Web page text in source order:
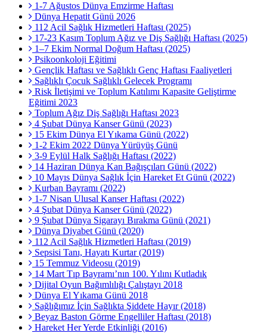
1-7 Ağustos Dünya Emzirme Haftası
Dünya Hepatit Günü 2026
112 Acil Sağlık Hizmetleri Haftası (2025)
17-23 Kasım Toplum Ağız ve Diş Sağlığı Haftası (2025)
1–7 Ekim Normal Doğum Haftası (2025)
Psikoonkoloji Eğitimi
Gençlik Haftası ve Sağlıklı Genç Haftası Faaliyetleri
Sağlıklı Çocuk Sağlıklı Gelecek Programı
Risk İletişimi ve Toplum Katılımı Kapasite Geliştirme
Eğitimi 2023
Toplum Ağız Diş Sağlığı Haftası 2023
4 Şubat Dünya Kanser Günü (2023)
15 Ekim Dünya El Yıkama Günü (2022)
1-2 Ekim 2022 Dünya Yürüyüş Günü
3-9 Eylül Halk Sağlığı Haftası (2022)
14 Haziran Dünya Kan Bağışçıları Günü (2022)
10 Mayıs Dünya Sağlık İçin Hareket Et Günü (2022)
Kurban Bayramı (2022)
1-7 Nisan Ulusal Kanser Haftası (2022)
4 Şubat Dünya Kanser Günü (2022)
9 Şubat Dünya Sigarayı Bırakma Günü (2021)
Dünya Diyabet Günü (2020)
112 Acil Sağlık Hizmetleri Haftası (2019)
Sepsisi Tanı, Hayatı Kurtar (2019)
15 Temmuz Videosu (2019)
14 Mart Tıp Bayramı’nın 100. Yılını Kutladık
Dijital Oyun Bağımlılığı Çalıştayı 2018
Dünya El Yıkama Günü 2018
Sağlığımız İçin Sağlıkta Şiddete Hayır (2018)
Beyaz Baston Görme Engelliler Haftası (2018)
Hareket Her Yerde Etkinliği (2016)